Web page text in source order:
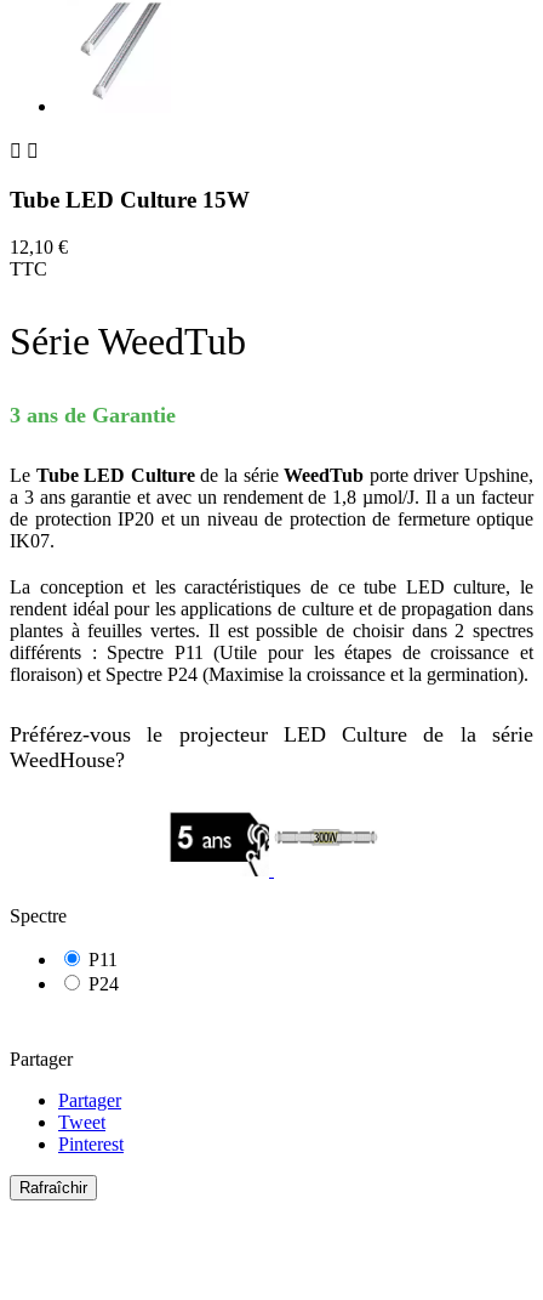
 
Tube LED Culture 15W
12,10 €
TTC
Série WeedTub
3 ans de Garantie
Le Tube LED Culturede la sérieWeedTub porte driver Upshine,
a 3 ans garantie et avec un rendement de 1,8 µmol/J. Il a un facteur
de protection IP20 et un niveau de protection de fermeture optique
IK07.
La conception et les caractéristiques de ce tube LED culture, le
rendent idéal pour les applications de culture et de propagation dans
plantes à feuilles vertes. Il est possible de choisir dans 2 spectres
différents : Spectre P11 (Utile pour les étapes de croissance et
floraison) et Spectre P24 (Maximise la croissance et la germination).
Préférez-vous le projecteur LED Culture de la série
WeedHouse?
Spectre
P11
P24
Partager
Partager
Tweet
Pinterest